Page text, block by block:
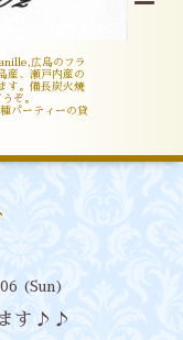
広島のフラ
産、瀬戸内産の
す。備長炭火焼
ぞ。
パーティーの貸
(Sun)
ます♪♪